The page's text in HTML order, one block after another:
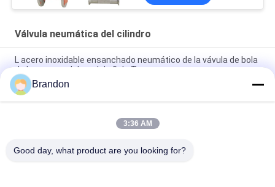
Válvula neumática del cilindro
L acero inoxidable ensanchado neumático de la vávula de bola
de la manera del modelo 3 de T
Doble actuado neumático 2" de actuación de la vávula de bola
del PVC de UPVC DN50
4" vávula de bola actuada neumática del reborde 304 de acero
Brandon
3:36 AM
Good day, what product are you looking for?